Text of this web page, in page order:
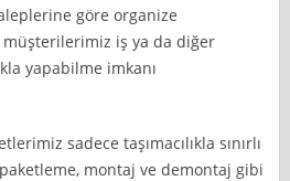
göre organize
iş ya da diğer
yapabilme imkanı
sadece taşımacılıkla sınırlı
montaj ve demontaj gibi